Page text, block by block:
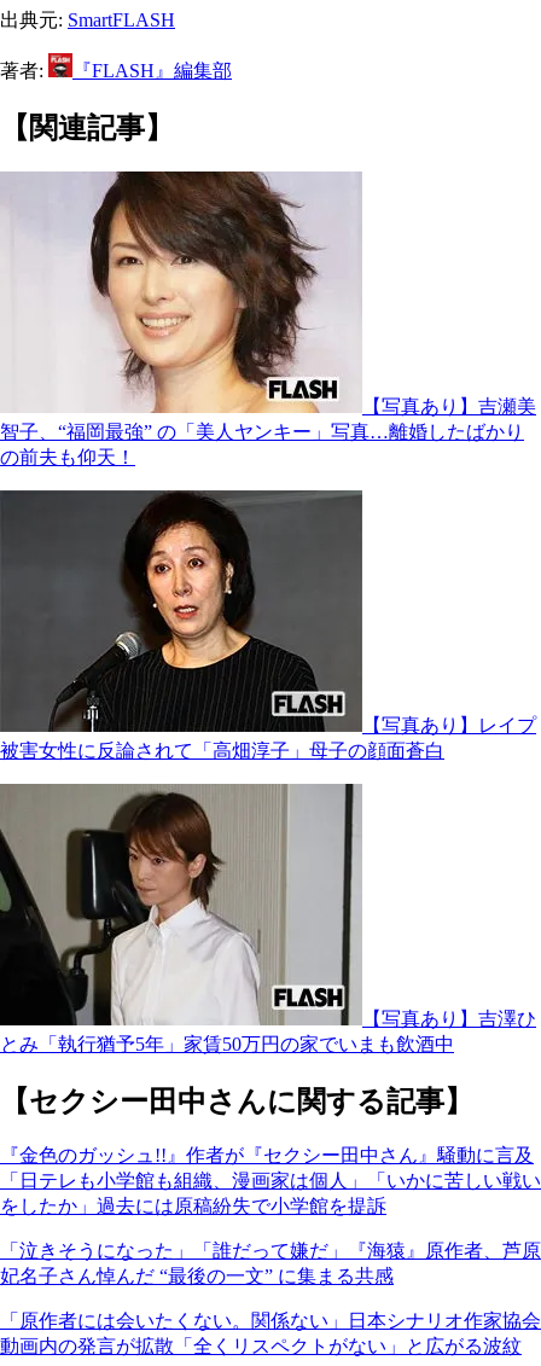
出典元: SmartFLASH
著者: 『FLASH』編集部
【関連記事】
【写真あり】吉瀬美
智子、“福岡最強” の「美人ヤンキー」写真…離婚したばかり
の前夫も仰天！
【写真あり】レイプ
被害女性に反論されて「高畑淳子」母子の顔面蒼白
【写真あり】吉澤ひ
とみ「執行猶予5年」家賃50万円の家でいまも飲酒中
【セクシー田中さんに関する記事】
『金色のガッシュ!!』作者が『セクシー田中さん』騒動に言及
「日テレも小学館も組織、漫画家は個人」「いかに苦しい戦い
をしたか」過去には原稿紛失で小学館を提訴
「泣きそうになった」「誰だって嫌だ」『海猿』原作者、芦原
妃名子さん悼んだ “最後の一文” に集まる共感
「原作者には会いたくない。関係ない」日本シナリオ作家協会
動画内の発言が拡散「全くリスペクトがない」と広がる波紋